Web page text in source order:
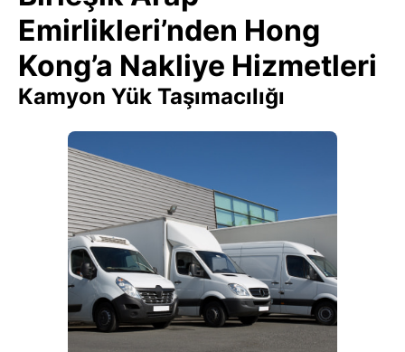
Emirlikleri’nden Hong
Kong’a Nakliye Hizmetleri
Kamyon Yük Taşımacılığı